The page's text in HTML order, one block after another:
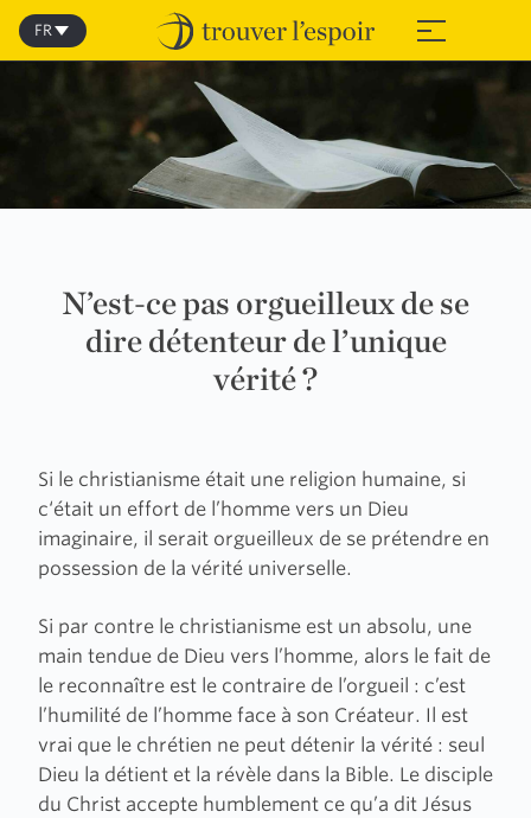
Skip
content
≡
FR
N’est-ce pas orgueilleux de se
dire détenteur de l’unique
vérité ?
Si le christianisme était une religion humaine, si
c‘était un effort de l’homme vers un Dieu
imaginaire, il serait orgueilleux de se prétendre en
possession de la vérité universelle.
Si par contre le christianisme est un absolu, une
main tendue de Dieu vers l’homme, alors le fait de
le reconnaître est le contraire de l’orgueil : c’est
l’humilité de l’homme face à son Créateur. Il est
vrai que le chrétien ne peut détenir la vérité : seul
Dieu la détient et la révèle dans la Bible. Le disciple
du Christ accepte humblement ce qu’a dit Jésus